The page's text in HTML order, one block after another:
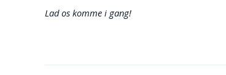
Lad os komme i gang!